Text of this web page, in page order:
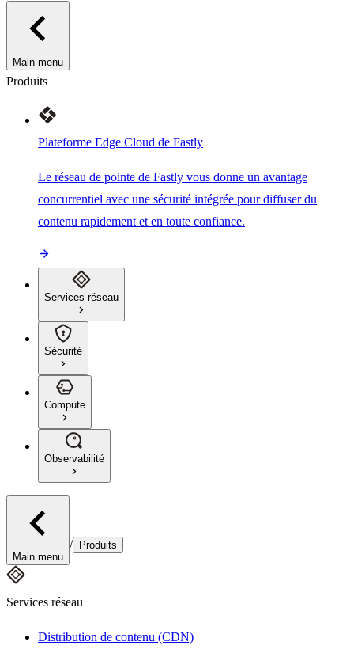
Main menu
Produits
Plateforme Edge Cloud de Fastly
Le réseau de pointe de Fastly vous donne un avantage
concurrentiel avec une sécurité intégrée pour diffuser du
contenu rapidement et en toute confiance.
Services réseau
Sécurité
Compute
Observabilité
Main menu
/ Produits
Services réseau
Distribution de contenu (CDN)